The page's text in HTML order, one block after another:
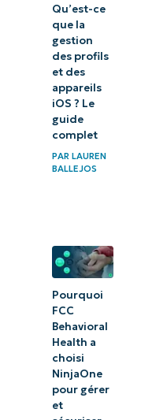
Qu’est-ce
que la
gestion
des profils
et des
appareils
iOS ? Le
guide
complet
PARLAUREN
BALLEJOS
Pourquoi
FCC
Behavioral
Health a
choisi
NinjaOne
pour gérer
et